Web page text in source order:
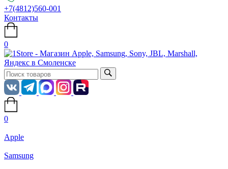
+7(4812)560-001
Контакты
0
0
Apple
Samsung